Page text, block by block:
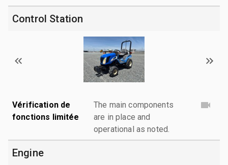
Control Station
Vérification de
fonctions limitée
The main components
are in place and
operational as noted.
Engine